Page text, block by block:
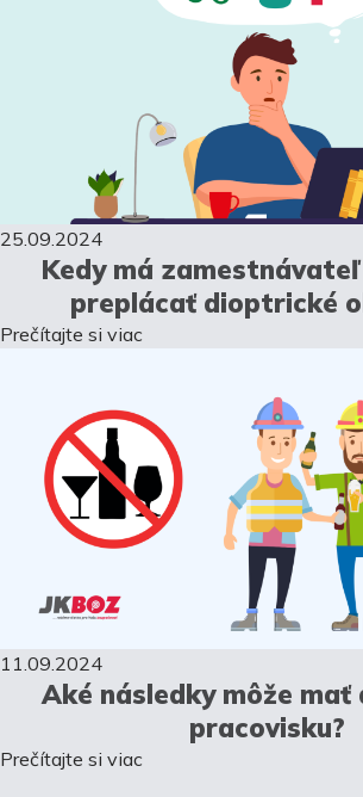
25.09.2024
Kedy má
preplácať dioptrické
Prečítajte si viac
11.09.2024
Aké následky môže mať
pracovisku?
Prečítajte si viac